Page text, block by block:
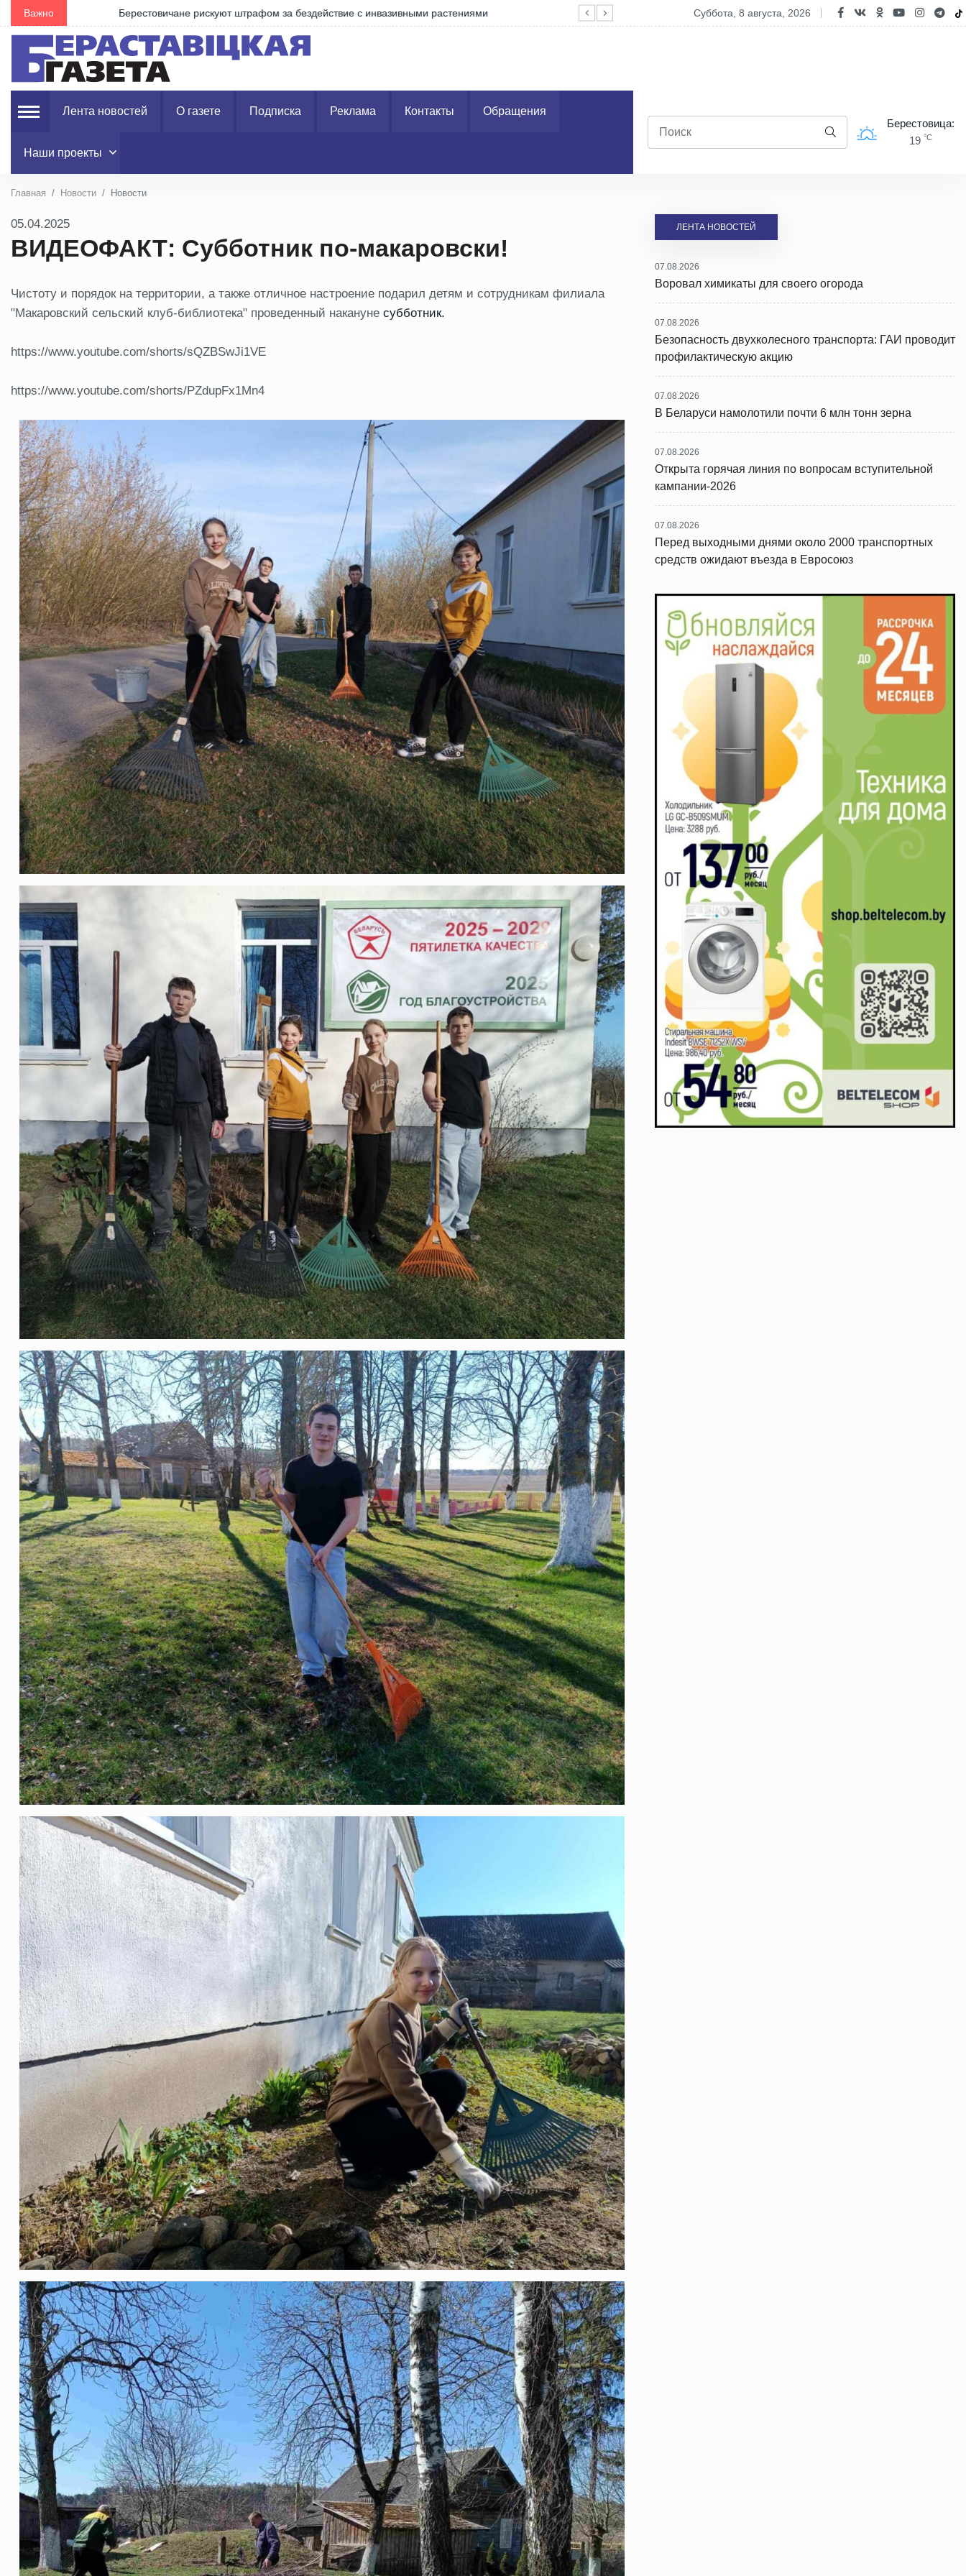
Важно Берестовичане рискуют штрафом за бездействие с инвазивными растениями Предвыборное обострение? В Польше уличили Ригу в манипуляциях
суббота, 8 августа, 2026
Лента новостей О газете Подписка Реклама Контакты Обращения
Наши проекты
Берестовица:
19 °C
Главная Новости Новости
05.04.2025
ВИДЕОФАКТ: Субботник по-макаровски!
Чистоту и порядок на территории, а также отличное настроение подарил детям и сотрудникам филиала
"Макаровский сельский клуб-библиотека" проведенный накануне субботник.
https://www.youtube.com/shorts/sQZBSwJi1VE
https://www.youtube.com/shorts/PZdupFx1Mn4
ЛЕНТА НОВОСТЕЙ
07.08.2026
Воровал химикаты для своего огорода
07.08.2026
Безопасность двухколесного транспорта: ГАИ проводит
профилактическую акцию
07.08.2026
В Беларуси намолотили почти 6 млн тонн зерна
07.08.2026
Открыта горячая линия по вопросам вступительной
кампании-2026
07.08.2026
Перед выходными днями около 2000 транспортных
средств ожидают въезда в Евросоюз